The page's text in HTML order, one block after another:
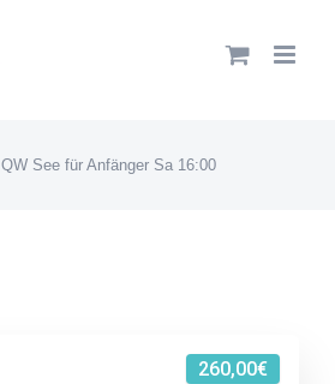
QW See für Anfänger Sa 16:00
260,00€